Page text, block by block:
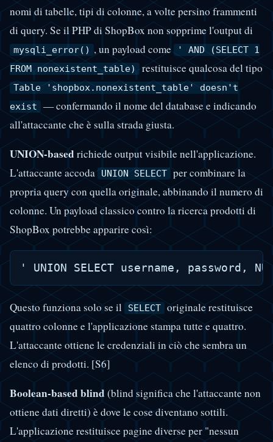
nomi di tabelle, tipi di colonne, a volte persino frammenti
di query. Se il PHP di ShopBox non sopprime l'output di
mysqli_error() , un payload come ' AND (SELECT 1
FROM nonexistent_table) restituisce qualcosa del tipo
Table 'shopbox.nonexistent_table' doesn't
exist
— confermando il nome del database e indicando
all'attaccante che è sulla strada giusta.
UNION-based richiede output visibile nell'applicazione.
L'attaccante accoda UNION SELECT per combinare la
propria query con quella originale, abbinando il numero di
colonne. Un payload classico contro la ricerca prodotti di
ShopBox potrebbe apparire così:
Questo funziona solo se il SELECT originale restituisce
quattro colonne e l'applicazione stampa tutte e quattro.
L'attaccante ottiene le credenziali in ciò che sembra un
elenco di prodotti. [S6]
Boolean-based blind (blind significa che l'attaccante non
ottiene dati diretti) è dove le cose diventano sottili.
L'applicazione restituisce pagine diverse per "nessun